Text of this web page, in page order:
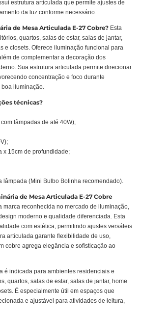
estrutura articulada que permite ajustes de
da luz conforme necessário.
de Mesa Articulada E-27 Cobre? Esta
quartos, salas de estar, salas de jantar,
e closets. Oferece iluminação funcional para
de complementar a decoração dos
Sua estrutura articulada permite direcionar
concentração e foco durante
iluminação.
técnicas?
lâmpadas de até 40W);
x 15cm de profundidade;
lâmpada (Mini Bulbo Bolinha recomendado).
de Mesa Articulada E-27 Cobre
marca reconhecida no mercado de iluminação,
moderno e qualidade diferenciada. Esta
com estética, permitindo ajustes versáteis
articulada garante flexibilidade de uso,
cobre agrega elegância e sofisticação ao
é indicada para ambientes residenciais e
quartos, salas de estar, salas de jantar, home
É especialmente útil em espaços que
e ajustável para atividades de leitura,